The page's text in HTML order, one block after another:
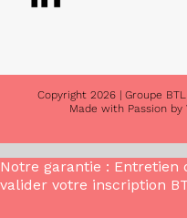
Copyright 2026 | Groupe
Made with Passion by
Notre garantie : Entretien
valider votre inscription